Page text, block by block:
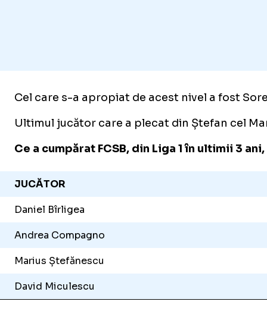
Cel care s-a apropiat de acest nivel a fost
Ultimul jucător care a plecat din Ștefan cel
Ce a cumpărat FCSB, din Liga 1 în ultimii 3
JUCĂTOR
Daniel Bîrligea
Andrea Compagno
Marius Ștefănescu
David Miculescu